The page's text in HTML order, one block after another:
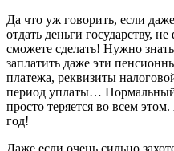
Да что уж говорить, если
отдать деньги государству,
сможете сделать! Нужно
заплатить даже эти
платежа, реквизиты
период уплаты…
просто теряется во всем
год!
Даже если очень сильно